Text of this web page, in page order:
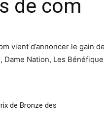
de com
vient d’annoncer le gain
Dame Nation, Les
de Bronze des